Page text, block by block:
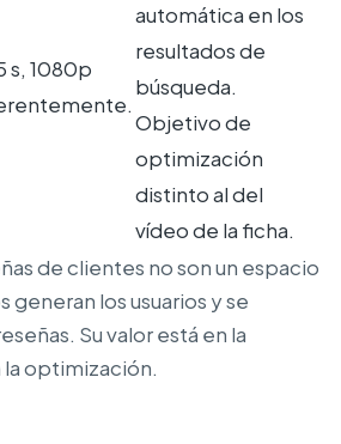
s, 1080p
automática en los
resultados de
búsqueda.
Objetivo de
optimización
distinto al del
vídeo de la ficha.
de clientes no son un espacio
los usuarios y se
Su valor está en la
optimización.